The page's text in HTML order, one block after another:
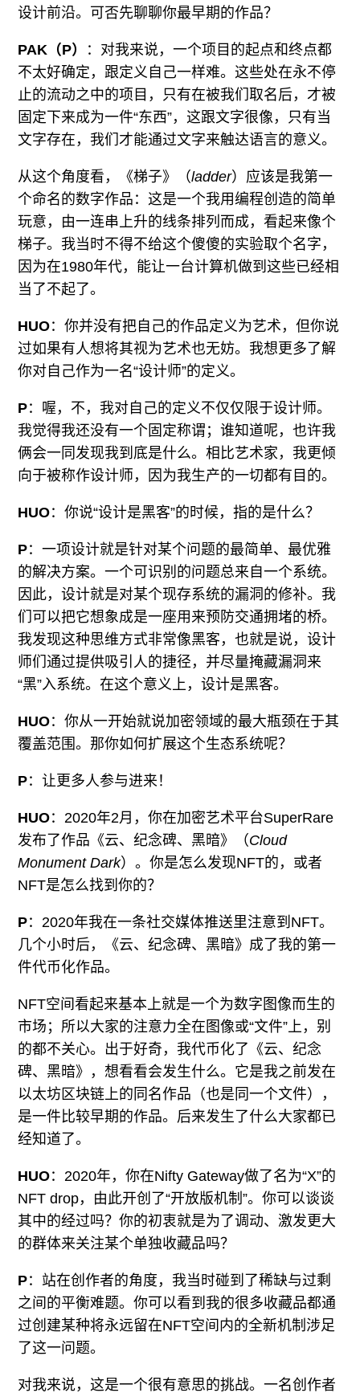
设计前沿。可否先聊聊你最早期的作品？
PAK（P）
：对我来说，一个项目的起点和终点都
不太好确定，跟定义自己一样难。这些处在永不停
止的流动之中的项目，只有在被我们取名后，才被
固定下来成为一件“东西”，这跟文字很像，只有当
文字存在，我们才能通过文字来触达语言的意义。
从这个角度看，《梯子》（ladder）应该是我第一
个命名的数字作品：这是一个我用编程创造的简单
玩意，由一连串上升的线条排列而成，看起来像个
梯子。我当时不得不给这个傻傻的实验取个名字，
因为在1980年代，能让一台计算机做到这些已经相
当了不起了。
HUO：你并没有把自己的作品定义为艺术，但你说
过如果有人想将其视为艺术也无妨。我想更多了解
你对自己作为一名“设计师”的定义。
P：喔，不，我对自己的定义不仅仅限于设计师。
我觉得我还没有一个固定称谓；谁知道呢，也许我
俩会一同发现我到底是什么。相比艺术家，我更倾
向于被称作设计师，因为我生产的一切都有目的。
HUO：你说“设计是黑客”的时候，指的是什么？
P：一项设计就是针对某个问题的最简单、最优雅
的解决方案。一个可识别的问题总来自一个系统。
因此，设计就是对某个现存系统的漏洞的修补。我
们可以把它想象成是一座用来预防交通拥堵的桥。
我发现这种思维方式非常像黑客，也就是说，设计
师们通过提供吸引人的捷径，并尽量掩藏漏洞来
“黑”入系统。在这个意义上，设计是黑客。
HUO：你从一开始就说加密领域的最大瓶颈在于其
覆盖范围。那你如何扩展这个生态系统呢？
P：让更多人参与进来！
HUO：2020年2月，你在加密艺术平台SuperRare
发布了作品《云、纪念碑、黑暗》（Cloud
Monument Dark）。你是怎么发现NFT的，或者
NFT是怎么找到你的？
P：2020年我在一条社交媒体推送里注意到NFT。
几个小时后，《云、纪念碑、黑暗》成了我的第一
件代币化作品。
NFT空间看起来基本上就是一个为数字图像而生的
市场；所以大家的注意力全在图像或“文件”上，别
的都不关心。出于好奇，我代币化了《云、纪念
碑、黑暗》，想看看会发生什么。它是我之前发在
以太坊区块链上的同名作品（也是同一个文件），
是一件比较早期的作品。后来发生了什么大家都已
经知道了。
HUO：2020年，你在Nifty Gateway做了名为“X”的
NFT drop，由此开创了“开放版机制”。你可以谈谈
其中的经过吗？你的初衷就是为了调动、激发更大
的群体来关注某个单独收藏品吗？
P：站在创作者的角度，我当时碰到了稀缺与过剩
之间的平衡难题。你可以看到我的很多收藏品都通
过创建某种将永远留在NFT空间内的全新机制涉足
了这一问题。
对我来说，这是一个很有意思的挑战。一名创作者